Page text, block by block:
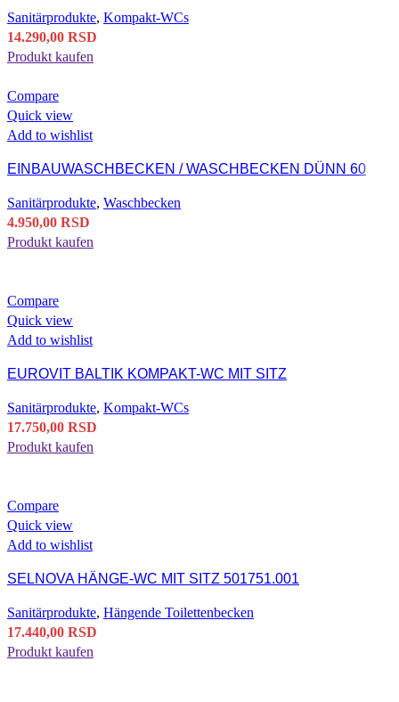
Sanitärprodukte, Kompakt-WCs
14.290,00 RSD
Produkt kaufen
Compare
Quick view
Add to wishlist
EINBAUWASCHBECKEN / WASCHBECKEN DÜNN 60
Sanitärprodukte, Waschbecken
4.950,00 RSD
Produkt kaufen
Compare
Quick view
Add to wishlist
EUROVIT BALTIK KOMPAKT-WC MIT SITZ
Sanitärprodukte, Kompakt-WCs
17.750,00 RSD
Produkt kaufen
Compare
Quick view
Add to wishlist
SELNOVA HÄNGE-WC MIT SITZ 501751.001
Sanitärprodukte, Hängende Toilettenbecken
17.440,00 RSD
Produkt kaufen